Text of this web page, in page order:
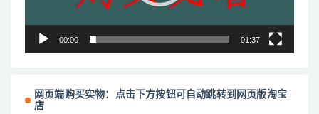
00:00 01:37
网页端购买实物：点击下方按钮可自动跳转到网页版淘宝
店